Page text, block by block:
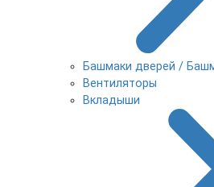
Башмаки дверей /
Вентиляторы
Вкладыши